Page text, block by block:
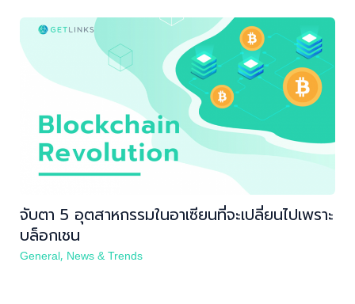
หาคน
หางาน
ตำแหน่งงาน
บทความ
กิจกรรม
เข้าสู่ระบบ
จับตา 5 อุตสาหกรรมในอาเซียนที่จะเปลี่ยนไปเพราะ
บล็อกเชน
General, News & Trends